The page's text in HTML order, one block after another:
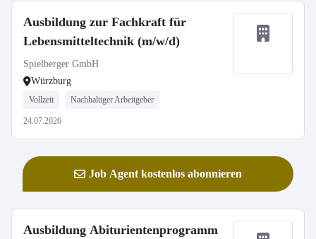
Ausbildung zur Fachkraft für
Lebensmitteltechnik (m/w/d)
Spielberger GmbH
Würzburg
Vollzeit Nachhaltiger Arbeitgeber
24.07.2026
Job Agent kostenlos abonnieren
Ausbildung Abiturientenprogramm